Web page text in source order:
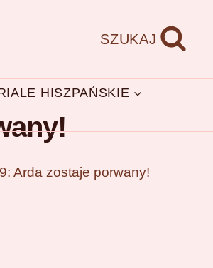
SZUKAJ
HISZPAŃSKIE
Arda zostaje porwany!